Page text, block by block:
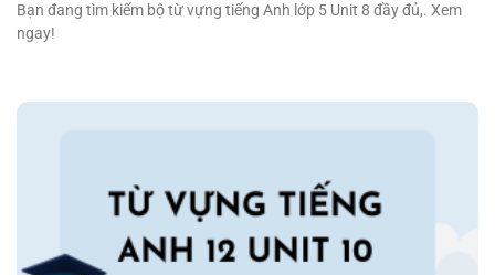
Bạn đang tìm kiếm bộ từ vựng tiếng Anh lớp 5 Unit 8 đầy đủ,. Xem
ngay!